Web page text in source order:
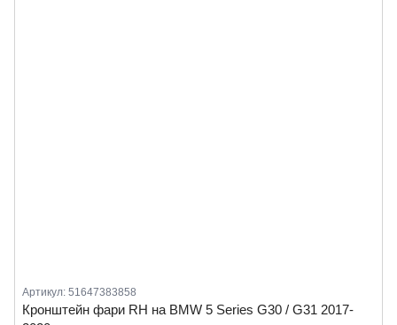
Артикул: 51647383858
Кронштейн фари RH на BMW 5 Series G30 / G31 2017-